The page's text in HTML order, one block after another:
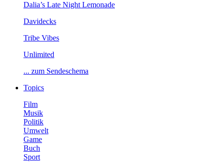
Dalia’sLateNightLemonade
Davidecks
TribeVibes
Unlimited
...zumSendeschema
Topics
Film
Musik
Politik
Umwelt
Game
Buch
Sport